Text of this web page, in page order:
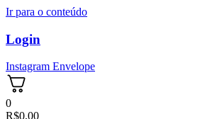
Ir para o conteúdo
Login
Instagram Envelope
0
R$0,00